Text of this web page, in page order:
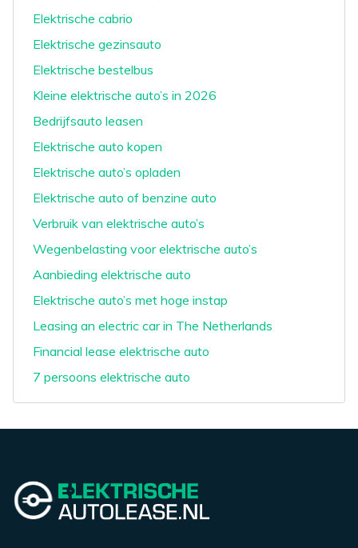
Elektrische cabrio
Elektrische gezinsauto
Elektrische bestelbus
Kleine elektrische auto’s in 2026
Bedrijfsauto leasen
Elektrische auto kopen
Elektrische auto’s opladen
Elektrische auto of benzine auto
Verbruik van elektrische auto’s
Wegenbelasting voor elektrische auto’s
Aanbieding elektrische auto
Elektrische auto’s met hoge instap
Leasing an electric car in The Netherlands
Financial lease elektrische auto
7 persoons elektrische auto